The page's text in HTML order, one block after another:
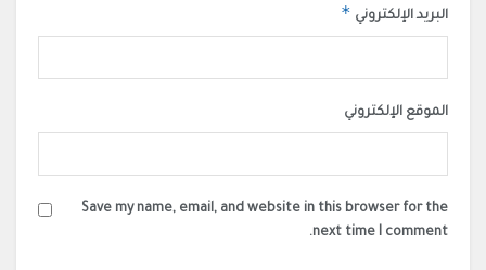
البريد الإلكتروني *
الموقع الإلكتروني
Save my name, email, and website in this browser for the
next time I comment.